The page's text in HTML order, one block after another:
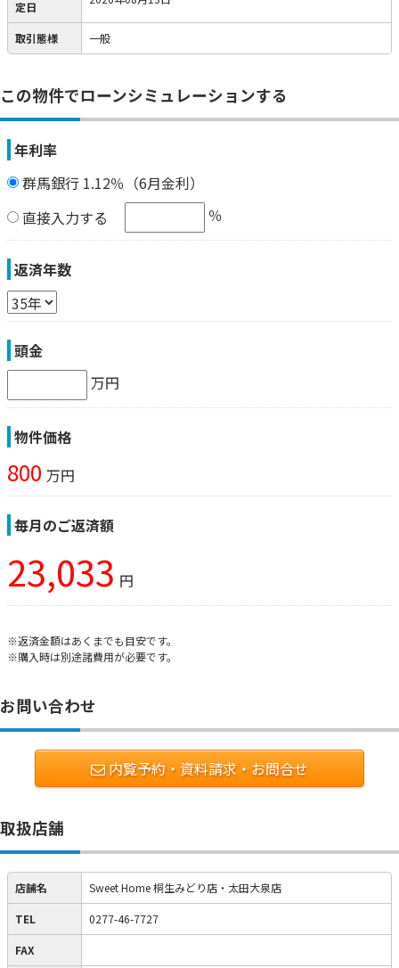
定日
取引態様 一般
この物件でローンシミュレーションする
年利率
群馬銀行 1.12％（6月金利）
直接入力する
％
返済年数
頭金
万円
物件価格
800 万円
毎月のご返済額
23,033 円
※返済金額はあくまでも目安です。
※購入時は別途諸費用が必要です。
お問い合わせ
内覧予約・資料請求・お問合せ
取扱店舗
店舗名 Sweet Home 桐生みどり店・太田大泉店
TEL 0277-46-7727
FAX